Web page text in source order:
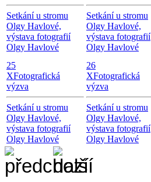
Setkání u stromu
Olgy Havlové,
výstava fotografií
Olgy Havlové
Setkání u stromu
Olgy Havlové,
výstava fotografií
Olgy Havlové
25
XFotografická
výzva
Setkání u stromu
Olgy Havlové,
výstava fotografií
Olgy Havlové
26
XFotografická
výzva
Setkání u stromu
Olgy Havlové,
výstava fotografií
Olgy Havlové